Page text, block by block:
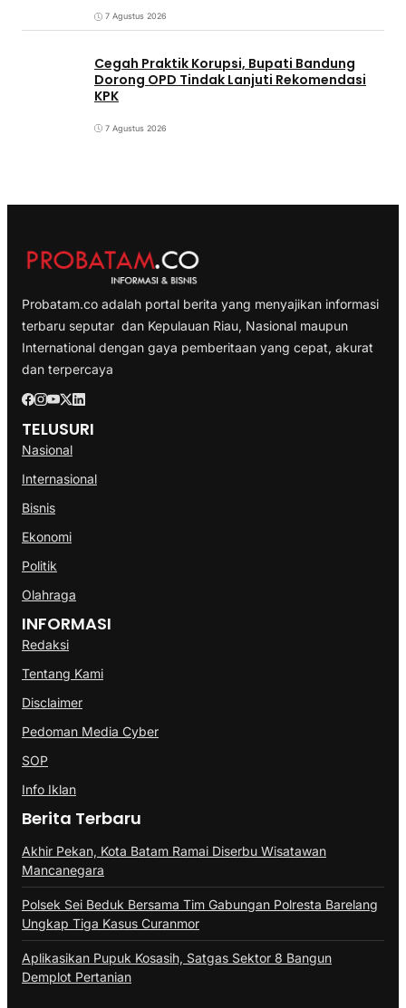
7 Agustus 2026
Cegah Praktik Korupsi, Bupati Bandung
Dorong OPD Tindak Lanjuti Rekomendasi
KPK
7 Agustus 2026
Probatam.co adalah portal berita yang menyajikan informasi
terbaru seputar dan Kepulauan Riau, Nasional maupun
International dengan gaya pemberitaan yang cepat, akurat
dan terpercaya
TELUSURI
Nasional
Internasional
Bisnis
Ekonomi
Politik
Olahraga
INFORMASI
Redaksi
Tentang Kami
Disclaimer
Pedoman Media Cyber
SOP
Info Iklan
Berita Terbaru
Akhir Pekan, Kota Batam Ramai Diserbu Wisatawan
Mancanegara
Polsek Sei Beduk Bersama Tim Gabungan Polresta Barelang
Ungkap Tiga Kasus Curanmor
Aplikasikan Pupuk Kosasih, Satgas Sektor 8 Bangun
Demplot Pertanian